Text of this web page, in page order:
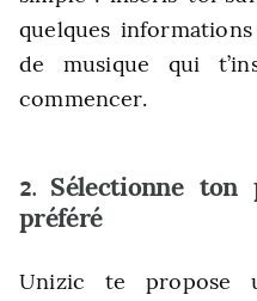
quelques
de musique qui
commencer.
2. Sélectionne ton
préféré
Unizic te propose